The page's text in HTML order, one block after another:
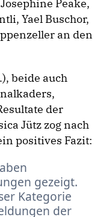
Peake,
Yael Buschor,
an den
beide auch
der
Jütz zog nach
positives Fazit:
gezeigt.
Kategorie
der